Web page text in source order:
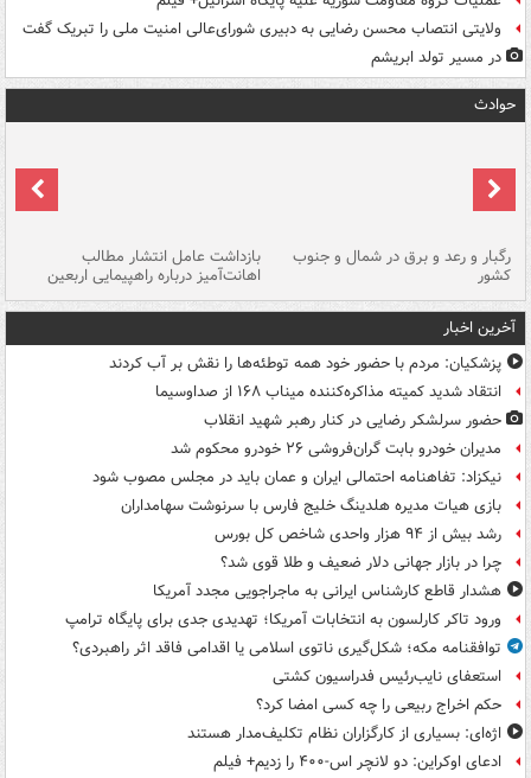
ولایتی انتصاب محسن رضایی به دبیری شورای‌عالی امنیت ملی را تبریک گفت
در مسیر تولد ابریشم
حوادث
رگبار و رعد و برق در شمال و جنوب
کشور
بازداشت عامل انتشار مطالب
اهانت‌آمیز درباره راهپیمایی اربعین
آخرین اخبار
پزشکیان: مردم با حضور خود همه توطئه‌ها را نقش بر آب کردند
انتقاد شدید کمیته مذاکره‌کننده میناب ۱۶۸ از صداوسیما
حضور سرلشکر رضایی در کنار رهبر شهید انقلاب
مدیران خودرو بابت گران‌فروشی ۲۶ خودرو محکوم شد
نیکزاد: تفاهنامه احتمالی ایران و عمان باید در مجلس مصوب شود
بازی هیات مدیره هلدینگ خلیج فارس با سرنوشت سهامداران
رشد بیش از ۹۴ هزار واحدی شاخص کل بورس
چرا در بازار جهانی دلار ضعیف و طلا قوی شد؟
هشدار قاطع کارشناس ایرانی به ماجراجویی مجدد آمریکا
ورود تاکر کارلسون به انتخابات آمریکا؛ تهدیدی جدی برای پایگاه ترامپ
توافقنامه مکه؛ شکل‌گیری ناتوی اسلامی یا اقدامی فاقد اثر راهبردی؟
استعفای نایب‌رئیس فدراسیون کشتی
حکم اخراج ربیعی را چه کسی امضا کرد؟
اژه‌ای: بسیاری از کارگزاران نظام تکلیف‌مدار هستند
ادعای اوکراین: دو لانچر اس-۴۰۰ را زدیم+ فیلم